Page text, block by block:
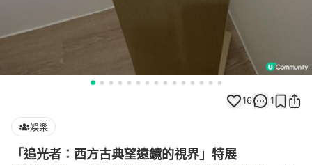
16 1
娛樂
「追光者：西方古典望遠鏡的視界」特展